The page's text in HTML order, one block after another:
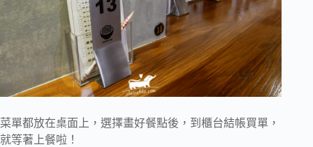
菜單都放在桌面上，選擇畫好餐點後，到櫃台結帳買單，
就等著上餐啦！